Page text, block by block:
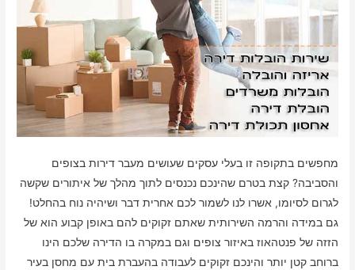
מחפשים בתקופה זו בעלי עסקים שעושים מעבר דירות בצופים
והסביבה? קצת בטרם שהינכם נכנסים לתוך מהלך של איתורים שקשה
לגרום לסיומו, אשרו לנו לשמור לכם אחרית דבר ושיהיה נוח בהחלט!
גם במידה והרמה השירותית שאתם זקוקים להם באופן קבוע הוא של
הזזה של פנטהאוז באיזור צופים וגם במקרה בו הדירה שלכם הינו
ברוחב קטן יותר והינכם זקוקים לעבודה בהעברת בית עם מחסן בעיר